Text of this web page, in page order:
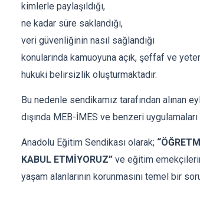
kimlerle paylaşıldığı,
ne kadar süre saklandığı,
veri güvenliğinin nasıl sağlandığı
konularında kamuoyuna açık, şeffaf ve
hukuki belirsizlik oluşturmaktadır.
Bu nedenle sendikamız tarafından alınan
dışında MEB-İMES ve benzeri
Anadolu Eğitim Sendikası olarak;
KABUL ETMİYORUZ”ve eğitim
yaşam alanlarının korunmasını temel bir